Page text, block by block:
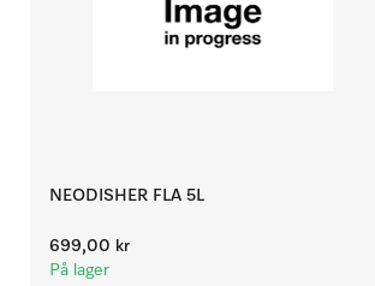
NEODISHER FLA 5L
699,00 kr
På lager